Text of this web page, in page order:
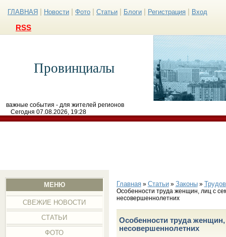
ГЛАВНАЯ Новости Фото Статьи Блоги Регистрация Вход
RSS
Провинциалы
важные события - для жителей регионов
Сегодня 07.08.2026, 19:28
МЕНЮ
СВЕЖИЕ НОВОСТИ
СТАТЬИ
ФОТО
Главная» Статьи» Законы»
Особенности труда женщин, лиц с
несовершеннолетних
Особенности труда
несовершеннолетних